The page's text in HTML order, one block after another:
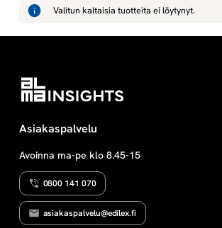
a
t
e
g
i
a
A
T
G
Y
Ö
K
L
Valitun kaltaisia tuotteita ei löytynyt.
Asiakaspalvelu
Avoinna ma-pe klo 8.45-15
0800 141 070
asiakaspalvelu@edilex.fi